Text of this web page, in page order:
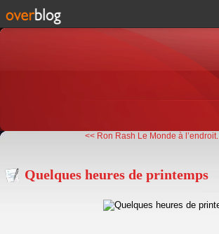
<< Ron Rash Le Monde à l’endroit.
Quelques heures de printemps